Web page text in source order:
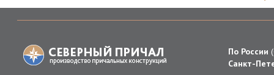
По России
Санкт-